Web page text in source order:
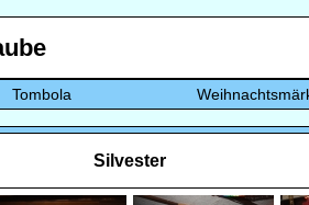
Tombola
Silvester